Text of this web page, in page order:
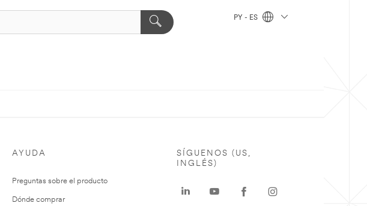
PY - ES
AYUDA
Preguntas sobre el producto
Dónde comprar
SÍGUENOS (US,
INGLÉS)